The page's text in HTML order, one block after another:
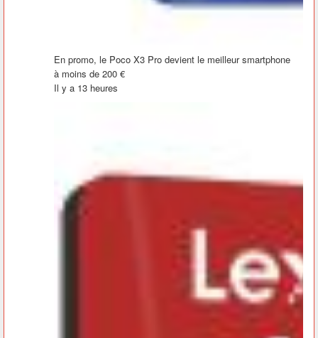
En promo, le Poco X3 Pro devient le meilleur smartphone
à moins de 200 €
Il y a 13 heures